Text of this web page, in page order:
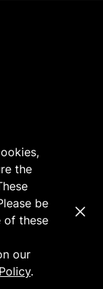
the
be
of these
our
.